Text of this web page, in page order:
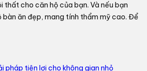
thất cho căn hộ của bạn. Và nếu bạn
ăn đẹp, mang tính thẩm mỹ cao. Để